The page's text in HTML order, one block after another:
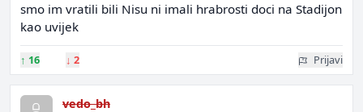
smo im vratili bili Nisu ni imali hrabrosti doci na Stadijon
kao uvijek
↑ 16 ↓ 2 Prijavi
vedo_bh